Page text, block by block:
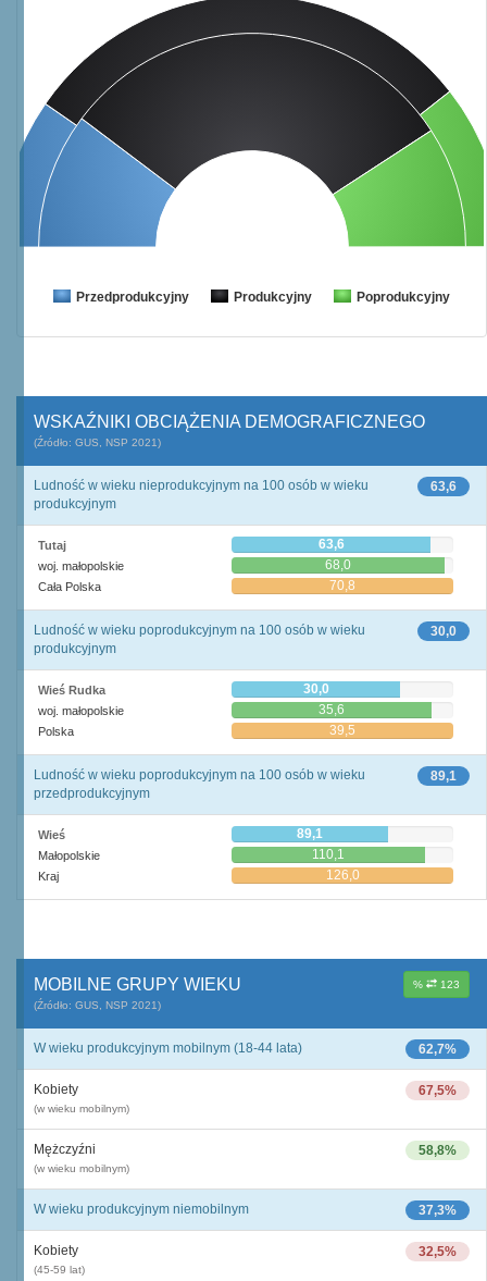
Przedprodukcyjny Produkcyjny Poprodukcyjny
WSKAŹNIKI OBCIĄŻENIA DEMOGRAFICZNEGO
(Źródło: GUS, NSP 2021)
63,6
Ludność w wieku nieprodukcyjnym na 100 osób w wieku
produkcyjnym
Tutaj 63,6
woj. małopolskie 68,0
Cała Polska 70,8
30,0
Ludność w wieku poprodukcyjnym na 100 osób w wieku
produkcyjnym
Wieś Rudka 30,0
woj. małopolskie 35,6
Polska 39,5
89,1
Ludność w wieku poprodukcyjnym na 100 osób w wieku
przedprodukcyjnym
Wieś 89,1
Małopolskie 110,1
Kraj 126,0
% 123
MOBILNE GRUPY WIEKU
(Źródło: GUS, NSP 2021)
62,7%
W wieku produkcyjnym mobilnym (18-44 lata)
67,5%
Kobiety
(w wieku mobilnym)
58,8%
Mężczyźni
(w wieku mobilnym)
37,3%
W wieku produkcyjnym niemobilnym
32,5%
Kobiety
(45-59 lat)